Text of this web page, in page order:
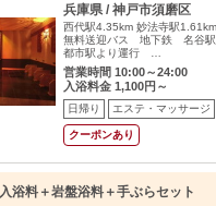
兵庫県 / 神戸市須磨区
西代駅4.35km 妙法寺駅1.61km
無料送迎バス 地下鉄 名谷駅
都市駅より運行 …
営業時間 10:00～24:00
入浴料金 1,100円～
日帰り エステ・マッサージ
クーポンあり
入浴料＋岩盤浴料＋手ぶらセット